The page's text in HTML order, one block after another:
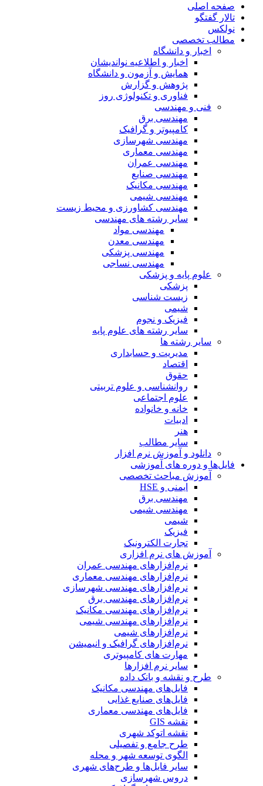
صفحه اصلی
تالار گفتگو
نولکس
مطالب تخصصی
اخبار و دانشگاه
اخبار و اطلاعیه نواندیشان
همایش و آزمون و دانشگاه
پژوهش و گزارش
فناوری و تکنولوژی روز
فنی و مهندسی
مهندسی برق
کامپیوتر و گرافیک
مهندسی شهرسازی
مهندسی معماری
مهندسی عمران
مهندسی صنایع
مهندسی مکانیک
مهندسی شیمی
مهندسی کشاورزی و محیط زیست
سایر رشته های مهندسی
مهندسی مواد
مهندسی معدن
مهندسی پزشکی
مهندسی نساجی
علوم پایه و پزشکی
پزشکی
زیست شناسی
شیمی
فیزیک و نجوم
سایر رشته های علوم پایه
سایر رشته ها
مدیریت و حسابداری
اقتصاد
حقوق
روانشناسی و علوم تربیتی
علوم اجتماعی
خانه و خانواده
ادبیات
هنر
سایر مطالب
دانلود و آموزش نرم افزار
فایل‌ها و دوره های آموزشی
آموزش مباحث تخصصی
ایمنی و HSE
مهندسی برق
مهندسی شیمی
شیمی
فیزیک
تجارت الکترونیک
آموزش های نرم افزاری
نرم‌افزارهای مهندسی عمران
نرم‌افزارهای مهندسی معماری
نرم‌افزارهای مهندسی شهرسازی
نرم‌افزارهای مهندسی برق
نرم‌افزارهای مهندسی مکانیک
نرم‌افزارهای مهندسی شیمی
نرم‌افزارهای شیمی
نرم‌افزارهای گرافیک و انیمیشن
مهارت های کامپیوتری
سایر نرم افزارها
طرح و نقشه و بانک داده
فایل‌های مهندسی مکانیک
فایل‌های صنایع غذایی
فایل‌های مهندسی معماری
نقشه GIS
نقشه اتوکد شهری
طرح جامع و تفصیلی
الگوی توسعه شهر و محله
سایر فایل‌ها و طرح‌های شهری
دروس شهرسازی